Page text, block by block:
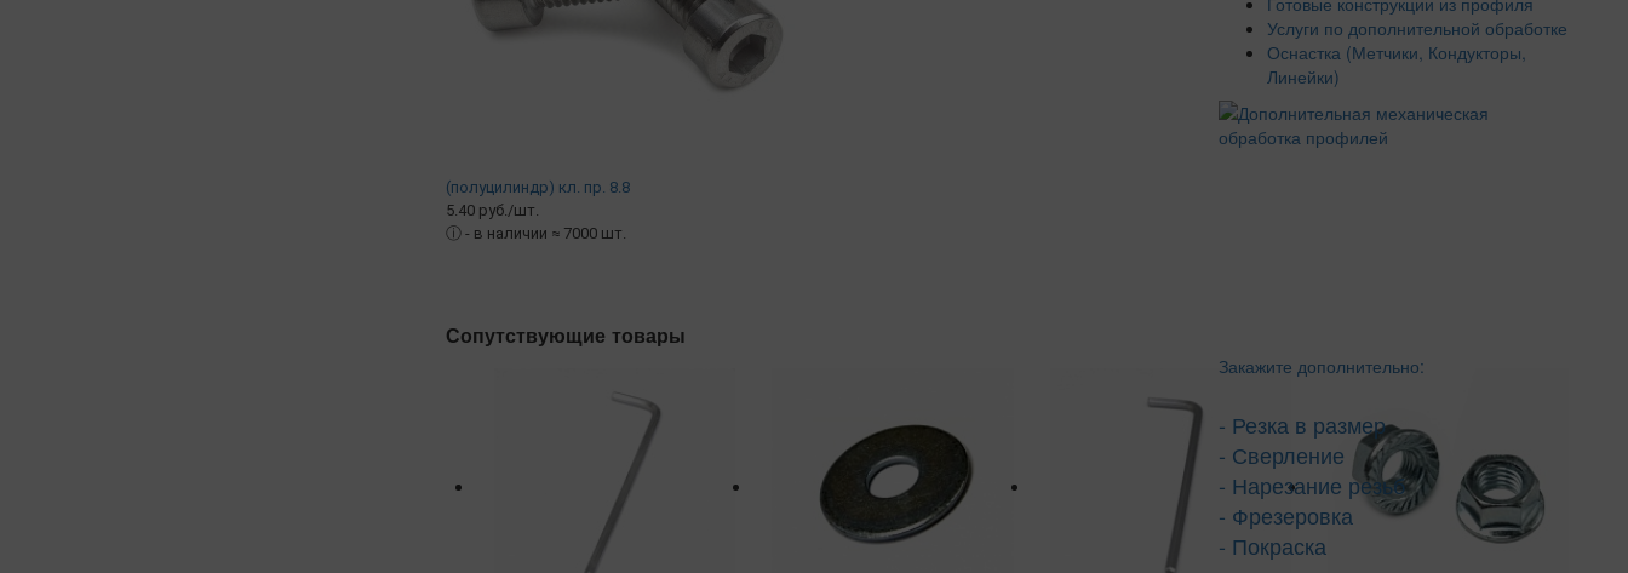
(полуцилиндр) кл. пр. 8.8
5.40 руб./шт.
ⓘ - в наличии ≈ 7000 шт.
Сопутствующие товары
Услуги по дополнительной обработке
Оснастка (Метчики, Кондукторы,
Линейки)
Закажите дополнительно:
- Резка в размер
- Сверление
- Нарезание резьб
- Фрезеровка
- Покраска